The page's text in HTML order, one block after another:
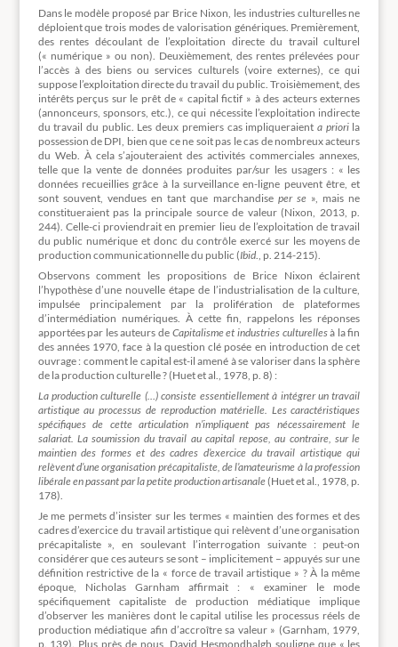
Dans le modèle proposé par Brice Nixon, les industries culturelles ne
déploient que trois modes de valorisation génériques. Premièrement,
des rentes découlant de l’exploitation directe du travail culturel
(« numérique » ou non). Deuxièmement, des rentes prélevées pour
l’accès à des biens ou services culturels (voire externes), ce qui
suppose l’exploitation directe du travail du public. Troisièmement, des
intérêts perçus sur le prêt de « capital fictif » à des acteurs externes
(annonceurs, sponsors, etc.), ce qui nécessite l’exploitation indirecte
du travail du public. Les deux premiers cas impliqueraient a priori la
possession de DPI, bien que ce ne soit pas le cas de nombreux acteurs
du Web. À cela s’ajouteraient des activités commerciales annexes,
telle que la vente de données produites par/sur les usagers : « les
données recueillies grâce à la surveillance en-ligne peuvent être, et
sont souvent, vendues en tant que marchandise per se», mais ne
constitueraient pas la principale source de valeur (Nixon, 2013, p.
244). Celle-ci proviendrait en premier lieu de l’exploitation de travail
du public numérique et donc du contrôle exercé sur les moyens de
production communicationnelle du public (Ibid., p. 214-215).
Observons comment les propositions de Brice Nixon éclairent
l’hypothèse d’une nouvelle étape de l’industrialisation de la culture,
impulsée principalement par la prolifération de plateformes
d’intermédiation numériques. À cette fin, rappelons les réponses
apportées par les auteurs de Capitalisme et industries culturellesà la fin
des années 1970, face à la question clé posée en introduction de cet
ouvrage : comment le capital est-il amené à se valoriser dans la sphère
de la production culturelle ? (Huet et al., 1978, p. 8) :
La production culturelle (…) consiste essentiellement à intégrer un travail
artistique au processus de reproduction matérielle. Les caractéristiques
spécifiques de cette articulation n’impliquent pas nécessairement le
salariat. La soumission du travail au capital repose, au contraire, sur le
maintien des formes et des cadres d’exercice du travail artistique qui
relèvent d’une organisation précapitaliste, de l’amateurisme à la profession
libérale en passant par la petite production artisanale(Huet et al., 1978, p.
178).
Je me permets d’insister sur les termes « maintien des formes et des
cadres d’exercice du travail artistique qui relèvent d’une organisation
précapitaliste », en soulevant l’interrogation suivante : peut-on
considérer que ces auteurs se sont – implicitement – appuyés sur une
définition restrictive de la « force de travail artistique » ? À la même
époque, Nicholas Garnham affirmait : « examiner le mode
spécifiquement capitaliste de production médiatique implique
d’observer les manières dont le capital utilise les processus réels de
production médiatique afin d’accroître sa valeur » (Garnham, 1979,
p. 139). Plus près de nous, David Hesmondhalgh souligne que « les